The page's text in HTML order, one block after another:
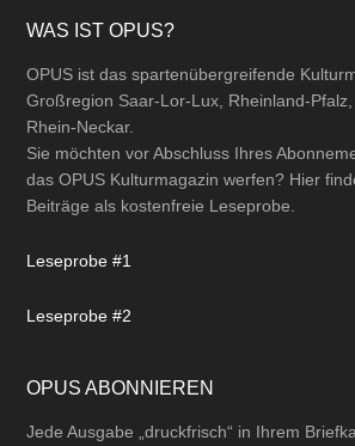
Footer
WAS IST OPUS?
OPUS ist das spartenübergreifende
Großregion Saar-Lor-Lux, Rheinland-
Rhein-Neckar.
Sie möchten vor Abschluss Ihres
das OPUS Kulturmagazin werfen? Hier
Beiträge als kostenfreie Leseprobe.
Leseprobe #1
Leseprobe #2
OPUS ABONNIEREN
Jede Ausgabe „druckfrisch“ in Ihrem